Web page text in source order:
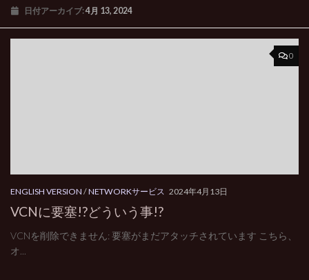
日付アーカイブ:4月 13, 2024
0
ENGLISH VERSION /NETWORKサービス 2024年4月13日
VCNに要塞!?どういう事!?
VCNを削除できません: 要塞がまだアタッチされています こちら、
オ...